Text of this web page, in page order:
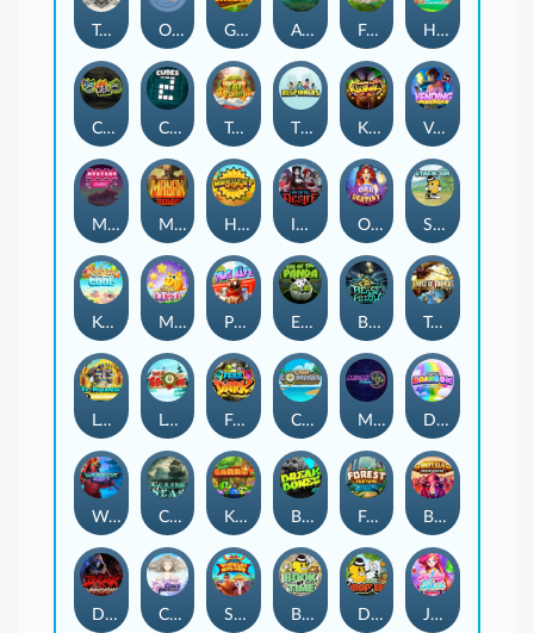
Toshi Video Club OmNom Get The Cheese Aztec Twist Fruit Duel Hop'n'Pop
Chaos Crew Cubes 2 Tai The Toad The Respinners Klowns Vending Machine
Mystery Motel Mayan Stackways Harvest Wilds Immortal Desire Orb of Destiny Stack'em
Keep 'em Cool Magic Piggy Pug Life Eye of the Panda Beast Below Temple of Torment
Le Pharaoh Let It Snow Fear the Dark Cash Compass Miami Multiplier Double Rainbow
Warrior Ways Cursed Seas King Carrot Break Bones Forest Fortune Buffalo Stack'n'Sync
Dark Summoning Cloud Princess Shaolin Master Book of Time Drop'em Jelly Slice